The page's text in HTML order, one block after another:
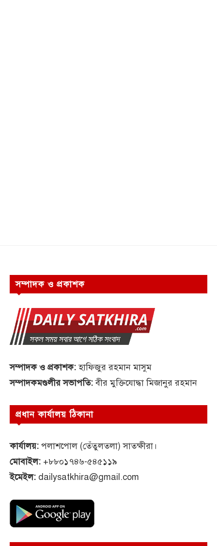
সম্পাদক ও প্রকাশক
সম্পাদক ও প্রকাশক:হাফিজুর রহমান মাসুম
সম্পাদকমণ্ডলীর সভাপতি:বীর মুক্তিযোদ্ধা মিজানুর রহমান
প্রধান কার্যালয় ঠিকানা
কার্যালয়: পলাশপোল (তেঁতুলতলা) সাতক্ষীরা।
মোবাইল: +৮৮০১৭৪৬-৫৪৫১১৯
ইমেইল: dailysatkhira@gmail.com